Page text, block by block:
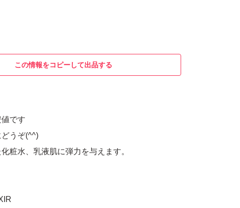
この情報をコピーして出品する
です
うぞ(^^)
粧水、乳液肌に弾力を与えます。